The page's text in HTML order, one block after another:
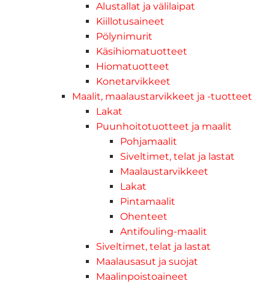
Alustallat ja välilaipat
Kiillotusaineet
Pölynimurit
Käsihiomatuotteet
Hiomatuotteet
Konetarvikkeet
Maalit, maalaustarvikkeet ja -tuotteet
Lakat
Puunhoitotuotteet ja maalit
Pohjamaalit
Siveltimet, telat ja lastat
Maalaustarvikkeet
Lakat
Pintamaalit
Ohenteet
Antifouling-maalit
Siveltimet, telat ja lastat
Maalausasut ja suojat
Maalinpoistoaineet